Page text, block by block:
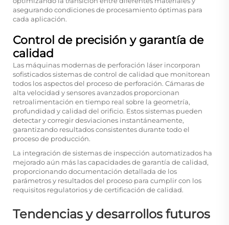
asegurando condiciones de procesamiento óptimas para
cada aplicación.
Control de precisión y garantía de
calidad
Las máquinas modernas de perforación láser incorporan
sofisticados sistemas de control de calidad que monitorean
todos los aspectos del proceso de perforación. Cámaras de
alta velocidad y sensores avanzados proporcionan
retroalimentación en tiempo real sobre la geometría,
profundidad y calidad del orificio. Estos sistemas pueden
detectar y corregir desviaciones instantáneamente,
garantizando resultados consistentes durante todo el
proceso de producción.
La integración de sistemas de inspección automatizados ha
mejorado aún más las capacidades de garantía de calidad,
proporcionando documentación detallada de los
parámetros y resultados del proceso para cumplir con los
requisitos regulatorios y de certificación de calidad.
Tendencias y desarrollos futuros